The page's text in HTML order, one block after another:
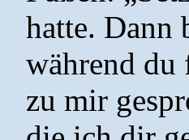
hatte. Dann
während du
zu mir